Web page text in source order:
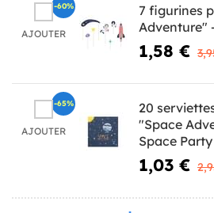
AJOUTER
7 figurines
Adventure"
1,58 €
-60%
AJOUTER
20
"Space
Space Party
1,03 €
-65%